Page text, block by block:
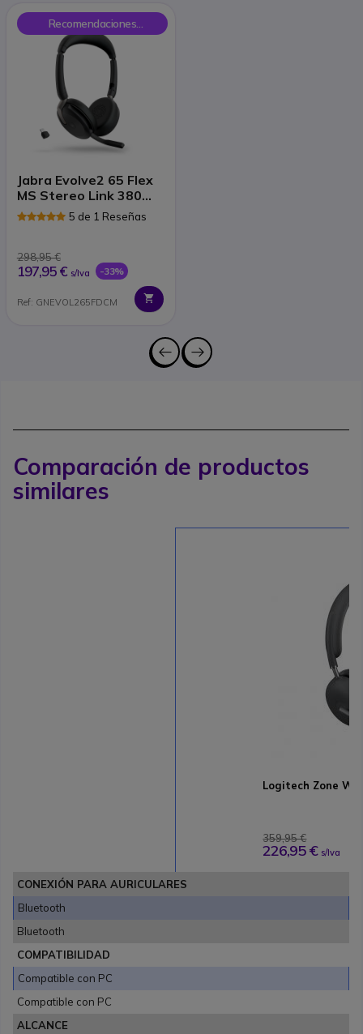
Recomendaciones
Onedirect
Jabra Evolve2 65 Flex
MS Stereo Link 380
USB C
5 de 1 Reseñas
298,95 €
197,95 € s/Iva -33%
Ref: GNEVOL265FDCM
Comparación de productos
similares
Logitech Zone
359,95 €
226,95 € s/Iva
CONEXIÓN PARA AURICULARES
Bluetooth
Bluetooth
COMPATIBILIDAD
Compatible con PC
Compatible con PC
ALCANCE